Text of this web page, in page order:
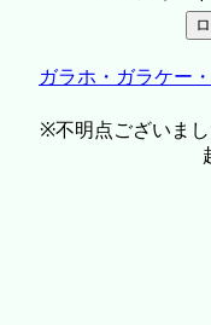
ガラホ・ガラケー
※不明点ございま